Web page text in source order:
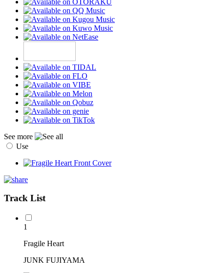
See more
Use
Track List
1
Fragile Heart
JUNK FUJIYAMA